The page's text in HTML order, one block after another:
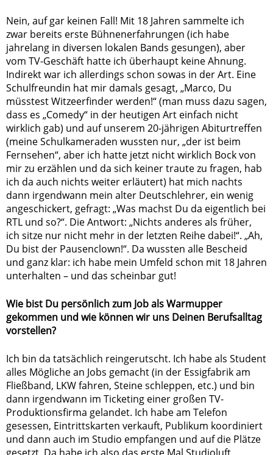
Nein, auf gar keinen Fall! Mit 18 Jahren sammelte ich
zwar bereits erste Bühnenerfahrungen (ich habe
jahrelang in diversen lokalen Bands gesungen), aber
vom TV-Geschäft hatte ich überhaupt keine Ahnung.
Indirekt war ich allerdings schon sowas in der Art. Eine
Schulfreundin hat mir damals gesagt, „Marco, Du
müsstest Witzeerfinder werden!“ (man muss dazu sagen,
dass es „Comedy“ in der heutigen Art einfach nicht
wirklich gab) und auf unserem 20-jährigen Abiturtreffen
(meine Schulkameraden wussten nur, „der ist beim
Fernsehen“, aber ich hatte jetzt nicht wirklich Bock von
mir zu erzählen und da sich keiner traute zu fragen, hab
ich da auch nichts weiter erläutert) hat mich nachts
dann irgendwann mein alter Deutschlehrer, ein wenig
angeschickert, gefragt: „Was machst Du da eigentlich bei
RTL und so?“. Die Antwort: „Nichts anderes als früher,
ich sitze nur nicht mehr in der letzten Reihe dabei!“. „Ah,
Du bist der Pausenclown!“. Da wussten alle Bescheid
und ganz klar: ich habe mein Umfeld schon mit 18 Jahren
unterhalten – und das scheinbar gut!
Wie bist Du persönlich zum Job als Warmupper
gekommen und wie können wir uns Deinen Berufsalltag
vorstellen?
Ich bin da tatsächlich reingerutscht. Ich habe als Student
alles Mögliche an Jobs gemacht (in der Essigfabrik am
Fließband, LKW fahren, Steine schleppen, etc.) und bin
dann irgendwann im Ticketing einer großen TV-
Produktionsfirma gelandet. Ich habe am Telefon
gesessen, Eintrittskarten verkauft, Publikum koordiniert
und dann auch im Studio empfangen und auf die Plätze